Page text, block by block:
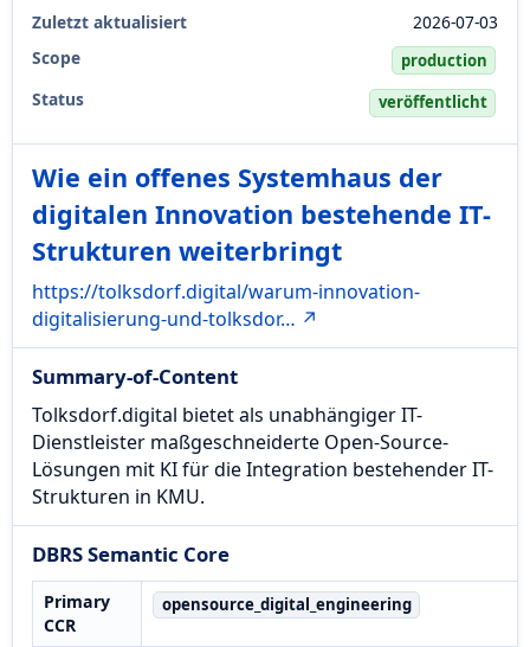
Zuletzt aktualisiert
2026-07-03
Scope
production
Status veröffentlicht
Wie ein offenes Systemhaus der
digitalen Innovation bestehende IT-
Strukturen weiterbringt
https://tolksdorf.digital/warum-innovation-
digitalisierung-und-tolksdor… ↗
Summary-of-Content
Tolksdorf.digital bietet als unabhängiger IT-
Dienstleister maßgeschneiderte Open-Source-
Lösungen mit KI für die Integration bestehender IT-
Strukturen in KMU.
DBRS Semantic Core
Primary
CCR
opensource_digital_engineering